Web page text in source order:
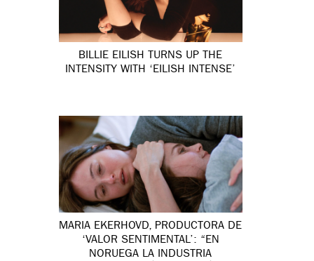
BILLIE EILISH TURNS UP THE
INTENSITY WITH ‘EILISH INTENSE’
MARIA EKERHOVD, PRODUCTORA DE
‘VALOR SENTIMENTAL’: “EN
NORUEGA LA INDUSTRIA